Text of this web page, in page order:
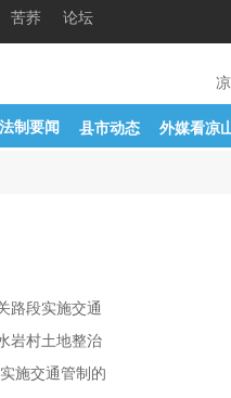
苦荞 论坛
法制要闻 县市动态 外媒看凉
路段实施交通
岩村土地整治
施交通管制的